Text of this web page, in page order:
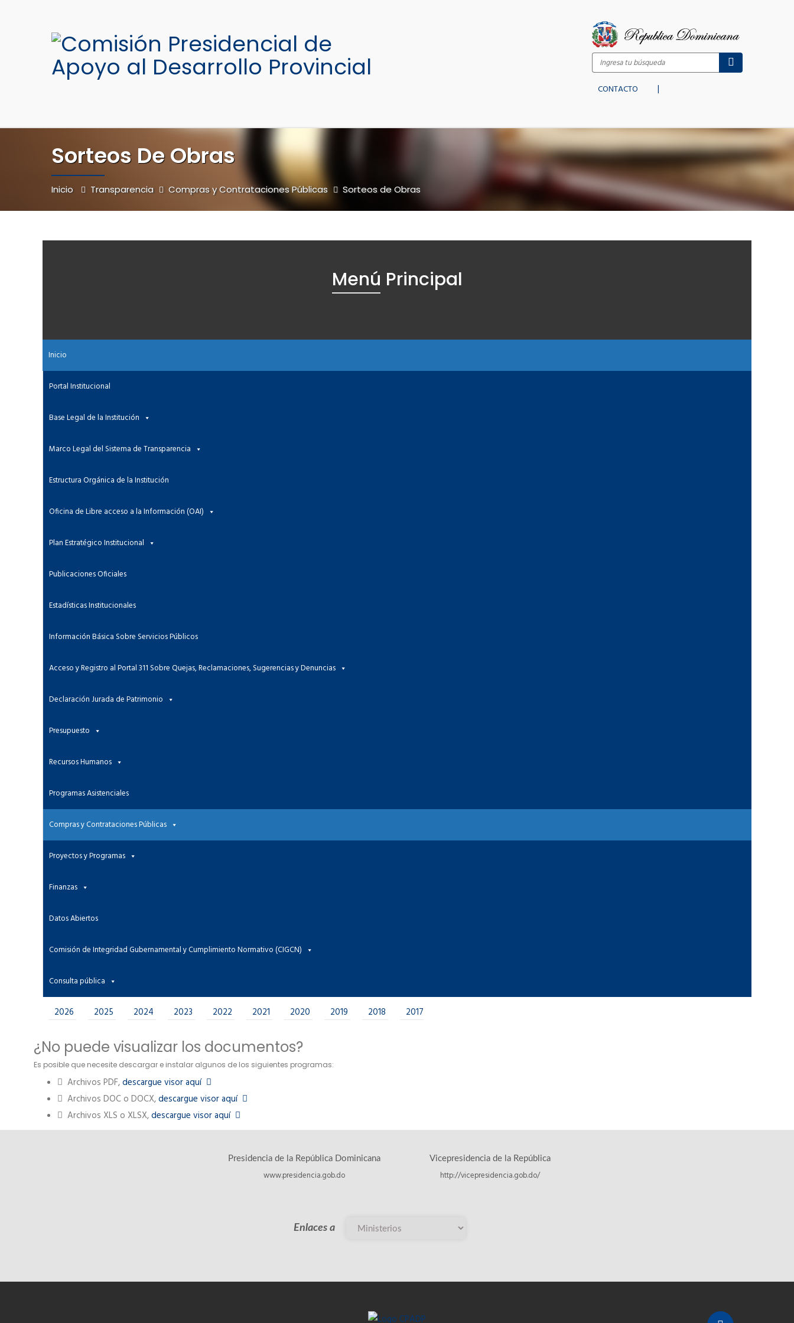
CONTACTO |
Sorteos De Obras
Inicio Transparencia Compras y Contrataciones Públicas Sorteos de Obras
Menú Principal
Inicio
Portal Institucional
Base Legal de la Institución
Marco Legal del Sistema de Transparencia
Estructura Orgánica de la Institución
Oficina de Libre acceso a la Información (OAI)
Plan Estratégico Institucional
Publicaciones Oficiales
Estadísticas Institucionales
Información Básica Sobre Servicios Públicos
Acceso y Registro al Portal 311 Sobre Quejas, Reclamaciones, Sugerencias y Denuncias
Declaración Jurada de Patrimonio
Presupuesto
Recursos Humanos
Programas Asistenciales
Compras y Contrataciones Públicas
Proyectos y Programas
Finanzas
Datos Abiertos
Comisión de Integridad Gubernamental y Cumplimiento Normativo (CIGCN)
Consulta pública
2026 2025 2024 2023 2022 2021 2020 2019 2018 2017
¿No puede visualizar los documentos?
Es posible que necesite descargar e instalar algunos de los siguientes programas:
Archivos PDF,descargue visor aquí
Archivos DOC o DOCX,descargue visor aquí
Archivos XLS o XLSX,descargue visor aquí
Presidencia de la República Dominicana
www.presidencia.gob.do
Vicepresidencia de la República
http://vicepresidencia.gob.do/
Enlaces a